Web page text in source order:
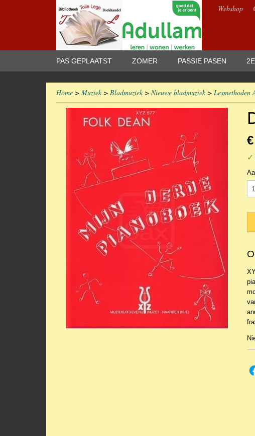
Webshop
PAS GEPLAATST ZOMER PASSIE PASEN
Home > Muziek> Bladmuziek> Nieuwe bladmuziek> Lesmethoden
✓